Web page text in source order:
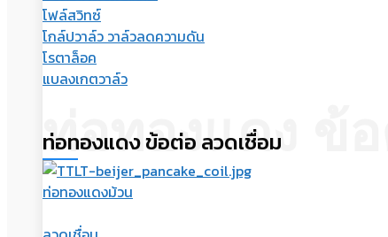
โฟล์สวิทซ์
โกล์ปวาล์ว วาล์วลดความดัน
โรตาล็อค
แบลงเกตวาล์ว
ท่อทองแดง ข้อ
ท่อทองแดง ข้อต่อ ลวดเชื่อม
ท่อทองแดงม้วน